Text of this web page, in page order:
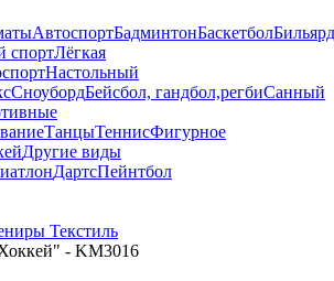
АвтоспортБадминтонБаскетболБильярд
спортЛёгкая
Настольный
СноубордБейсбол, гандбол,регбиСанный
ТанцыТеннисФигурное
Другие виды
ДартсПейнтбол
Текстиль
- KM3016